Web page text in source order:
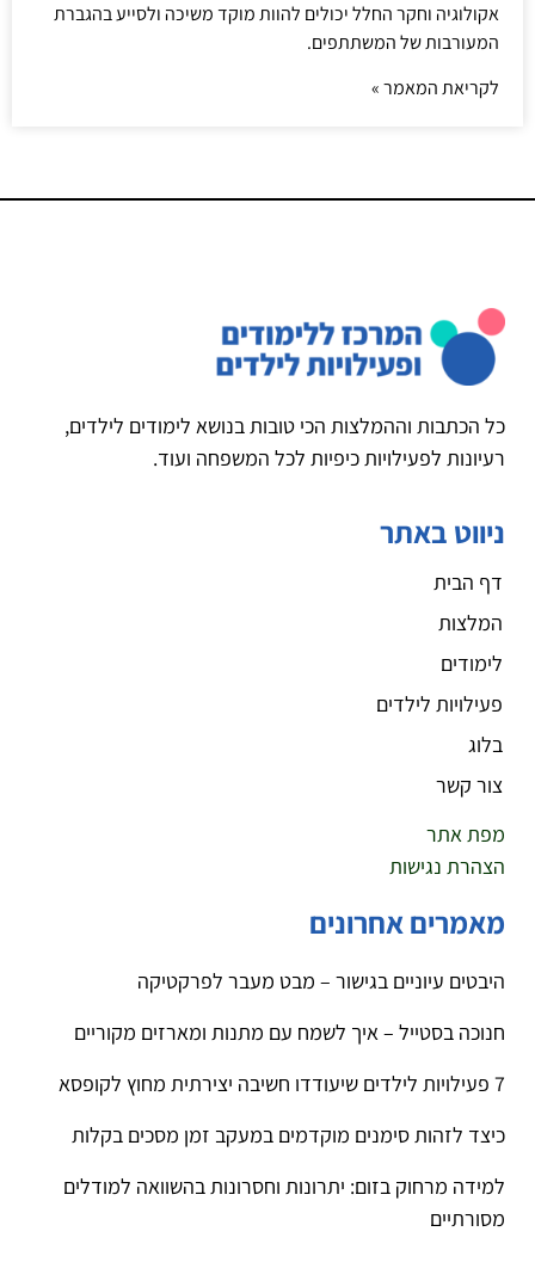
אקולוגיה וחקר החלל יכולים להוות מוקד משיכה ולסייע בהגברת
המעורבות של המשתתפים.
לקריאת המאמר »
כל הכתבות וההמלצות הכי טובות בנושא לימודים לילדים,
רעיונות לפעילויות כיפיות לכל המשפחה ועוד.
ניווט באתר
דף הבית
המלצות
לימודים
פעילויות לילדים
בלוג
צור קשר
מפת אתר
הצהרת נגישות
מאמרים אחרונים
היבטים עיוניים בגישור – מבט מעבר לפרקטיקה
חנוכה בסטייל – איך לשמח עם מתנות ומארזים מקוריים
7 פעילויות לילדים שיעודדו חשיבה יצירתית מחוץ לקופסא
כיצד לזהות סימנים מוקדמים במעקב זמן מסכים בקלות
למידה מרחוק בזום: יתרונות וחסרונות בהשוואה למודלים
מסורתיים